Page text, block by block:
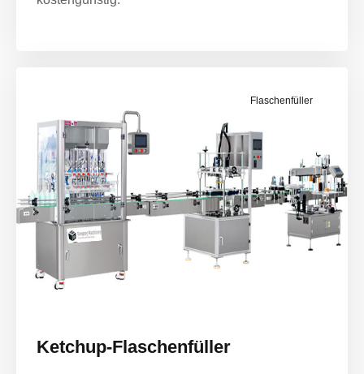
Flaschenfüller
Ketchup-Flaschenfüller